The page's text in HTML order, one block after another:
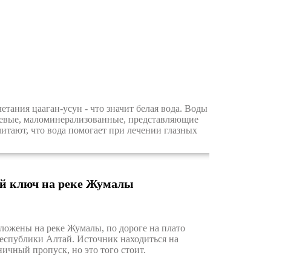
цааган-усун - что значит белая вода. Воды
маломинерализованные, представляющие
что вода помогает при лечении глазных
ключ на реке Жумалы
на реке Жумалы, по дороге на плато
Алтай. Источник находиться на
пропуск, но это того стоит.